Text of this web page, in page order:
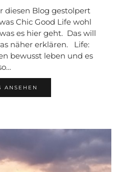
diesen Blog gestolpert
Chic Good Life wohl
es hier geht. Das will
näher erklären. Life:
bewusst leben und es
ANSEHEN